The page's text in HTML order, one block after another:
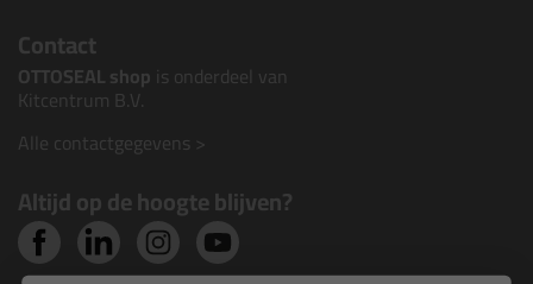
Contact
OTTOSEAL shop is onderdeel van
Kitcentrum B.V.
Alle contactgegevens >
Altijd op de hoogte blijven?